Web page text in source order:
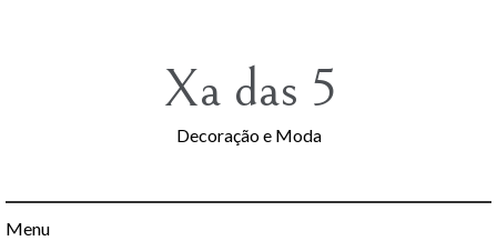
Xa das 5
Decoração e Moda
Menu